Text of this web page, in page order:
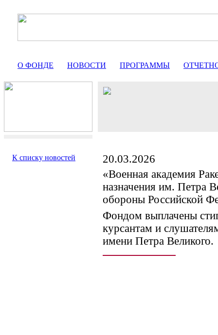
О ФОНДЕ НОВОСТИ ПРОГРАММЫ
К списку новостей
20.03.2026
«Военная академия
назначения им. Петра
обороны Российской
Фондом выплачены
курсантам и
имени Петра Великого.